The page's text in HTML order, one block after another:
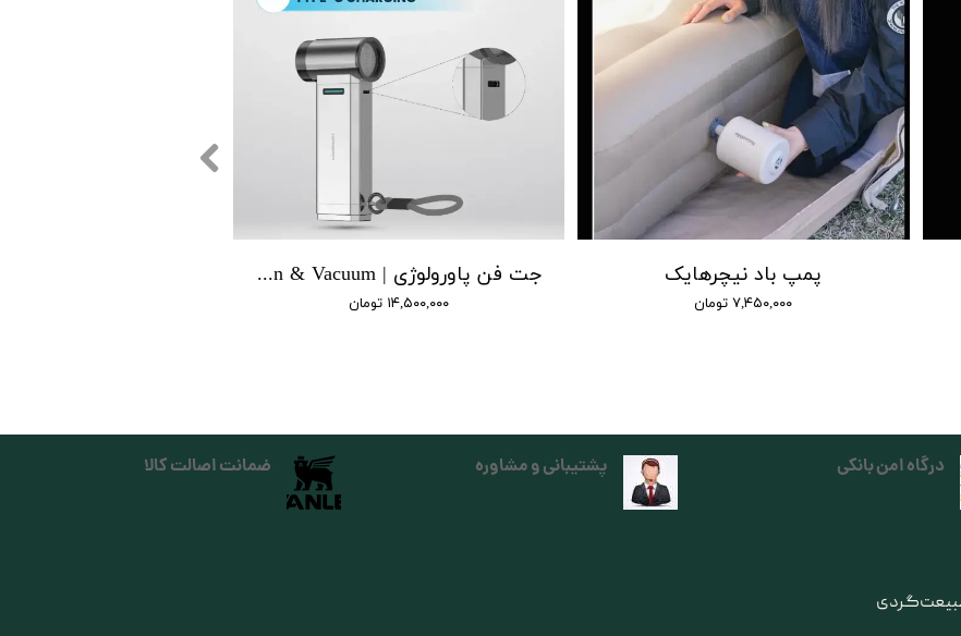
جت فن پاورولوژی | Powerology Jet Fan & Vacuum
۱۴,۵۰۰,۰۰۰ تومان
پمپ باد نیچرهایک
۷,۴۵۰,۰۰۰ تومان
درگاه امن بانکی پشتیبانی و مشاوره ضمانت اصالت کالا